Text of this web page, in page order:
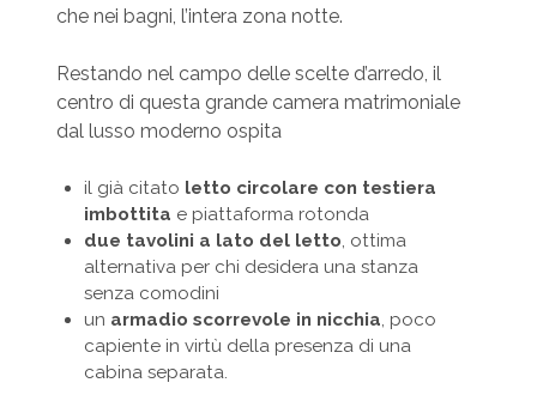
che nei bagni, l’intera zona notte.
Restando nel campo delle scelte d’arredo, il
centro di questa grande camera matrimoniale
dal lusso moderno ospita
il già citato letto circolare con testiera
imbottita e piattaforma rotonda
due tavolini a lato del letto, ottima
alternativa per chi desidera una stanza
senza comodini
un armadio scorrevole in nicchia, poco
capiente in virtù della presenza di una
cabina separata.